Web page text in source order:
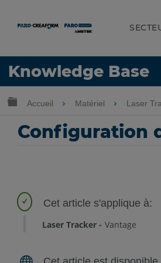
Knowledge Base
LANGUE
Développer/réduire la
Accueil Matériel Laser
Configuration
Laser Tracker Vantage